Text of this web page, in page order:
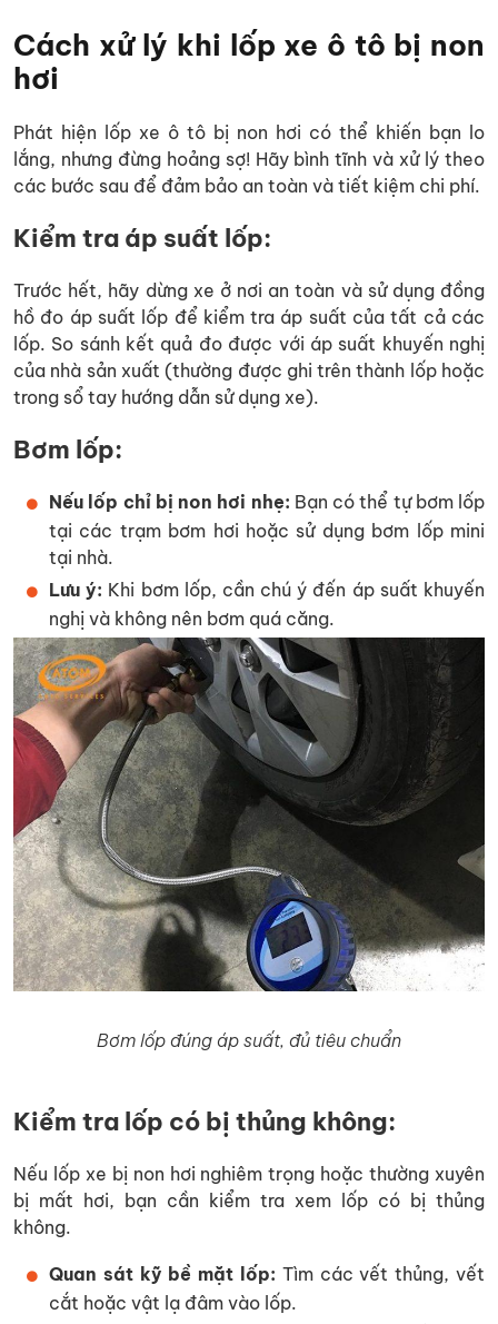
Cách xử lý khi lốp xe ô tô bị non
hơi
Phát hiện lốp xe ô tô bị non hơi có thể khiến bạn lo
lắng, nhưng đừng hoảng sợ! Hãy bình tĩnh và xử lý theo
các bước sau để đảm bảo an toàn và tiết kiệm chi phí.
Kiểm tra áp suất lốp:
Trước hết, hãy dừng xe ở nơi an toàn và sử dụng đồng
hồ đo áp suất lốp để kiểm tra áp suất của tất cả các
lốp. So sánh kết quả đo được với áp suất khuyến nghị
của nhà sản xuất (thường được ghi trên thành lốp hoặc
trong sổ tay hướng dẫn sử dụng xe).
Bơm lốp:
Nếu lốp chỉ bị non hơi nhẹ: Bạn có thể tự bơm lốp
tại các trạm bơm hơi hoặc sử dụng bơm lốp mini
tại nhà.
Lưu ý: Khi bơm lốp, cần chú ý đến áp suất khuyến
nghị và không nên bơm quá căng.
Bơm lốp đúng áp suất, đủ tiêu chuẩn
Kiểm tra lốp có bị thủng không:
Nếu lốp xe bị non hơi nghiêm trọng hoặc thường xuyên
bị mất hơi, bạn cần kiểm tra xem lốp có bị thủng
không.
Quan sát kỹ bề mặt lốp: Tìm các vết thủng, vết
cắt hoặc vật lạ đâm vào lốp.